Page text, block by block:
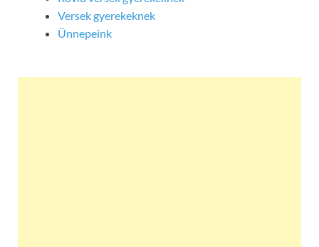
Versek gyerekeknek
Ünnepeink